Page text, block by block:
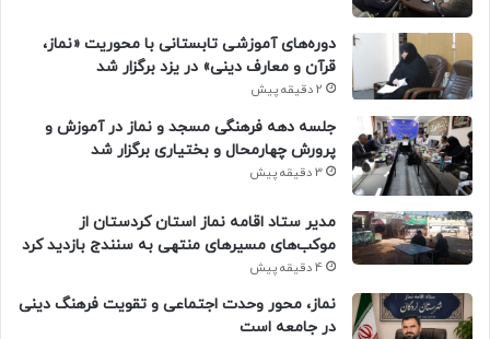
دوره‌های آموزشی تابستانی با محوریت «نماز،
قرآن و معارف دینی» در یزد برگزار شد
2 دقیقه پیش
جلسه دهه فرهنگی مسجد و نماز در آموزش و
پرورش چهارمحال و بختیاری برگزار شد
3 دقیقه پیش
مدیر ستاد اقامه نماز استان کردستان از
موکب‌های مسیرهای منتهی به سنندج بازدید کرد
4 دقیقه پیش
نماز، محور وحدت اجتماعی و تقویت فرهنگ دینی
در جامعه است